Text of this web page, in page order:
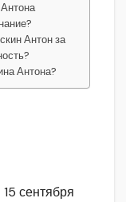
Антон за
Антона?
сентября